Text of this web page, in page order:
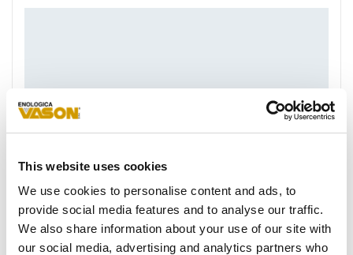
This website uses cookies
We use cookies to personalise content and ads, to
provide social media features and to analyse our traffic.
We also share information about your use of our site with
our social media, advertising and analytics partners who